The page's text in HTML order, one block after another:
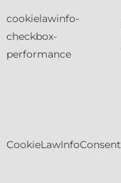
cookielawinfo-
checkbox-
performance
CookieLawInfoConsent